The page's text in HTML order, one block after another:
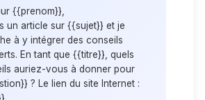
{{prenom}},
un article sur {{sujet}} et je
à y intégrer des conseils
En tant que {{titre}}, quels
auriez-vous à donner pour
? Le lien du site Internet :